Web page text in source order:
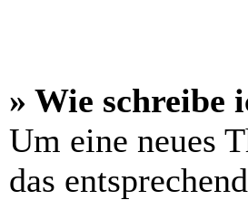
» Wie schreibe
Um eine neues
das